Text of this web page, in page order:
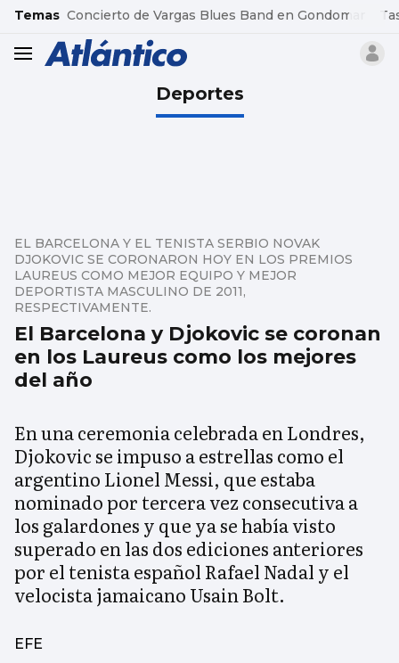
common.go-to-content
Temas Concierto de Vargas Blues Band en Gondomar
header.menu.open
Deportes
El Barcelona y Djokovic se coronan
en los Laureus como los mejores
del año
EL BARCELONA Y EL TENISTA SERBIO NOVAK
DJOKOVIC SE CORONARON HOY EN LOS PREMIOS
LAUREUS COMO MEJOR EQUIPO Y MEJOR
DEPORTISTA MASCULINO DE 2011,
RESPECTIVAMENTE.
En una ceremonia celebrada en Londres,
Djokovic se impuso a estrellas como el
argentino Lionel Messi, que estaba
nominado por tercera vez consecutiva a
los galardones y que ya se había visto
superado en las dos ediciones anteriores
por el tenista español Rafael Nadal y el
velocista jamaicano Usain Bolt.
EFE